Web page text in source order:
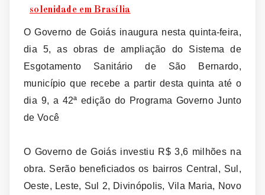
solenidade em Brasília
O Governo de Goiás inaugura nesta quinta-feira,
dia 5, as obras de ampliação do Sistema de
Esgotamento Sanitário de São Bernardo,
município que recebe a partir desta quinta até o
dia 9, a 42ª edição do Programa Governo Junto
de Você
O Governo de Goiás investiu R$ 3,6 milhões na
obra. Serão beneficiados os bairros Central, Sul,
Oeste, Leste, Sul 2, Divinópolis, Vila Maria, Novo